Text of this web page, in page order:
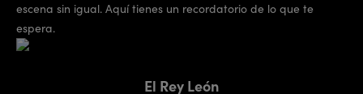
escena sin igual. Aquí tienes un recordatorio de lo que te
espera.
El Rey León